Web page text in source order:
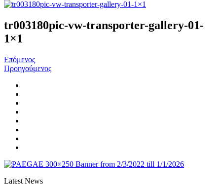
tr003180pic-vw-transporter-gallery-01-
1×1
Επόμενος
Προηγούμενος
Latest News